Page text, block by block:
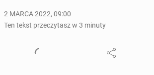
2 MARCA 2022, 09:00
Ten tekst przeczytasz w 3 minuty